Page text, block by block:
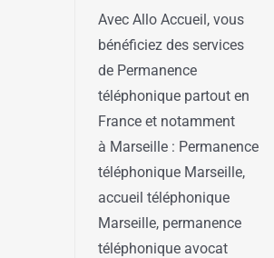
Avec Allo Accueil, vous
bénéficiez des services
de Permanence
téléphonique partout en
France et notamment
à Marseille : Permanence
téléphonique Marseille,
accueil téléphonique
Marseille, permanence
téléphonique avocat